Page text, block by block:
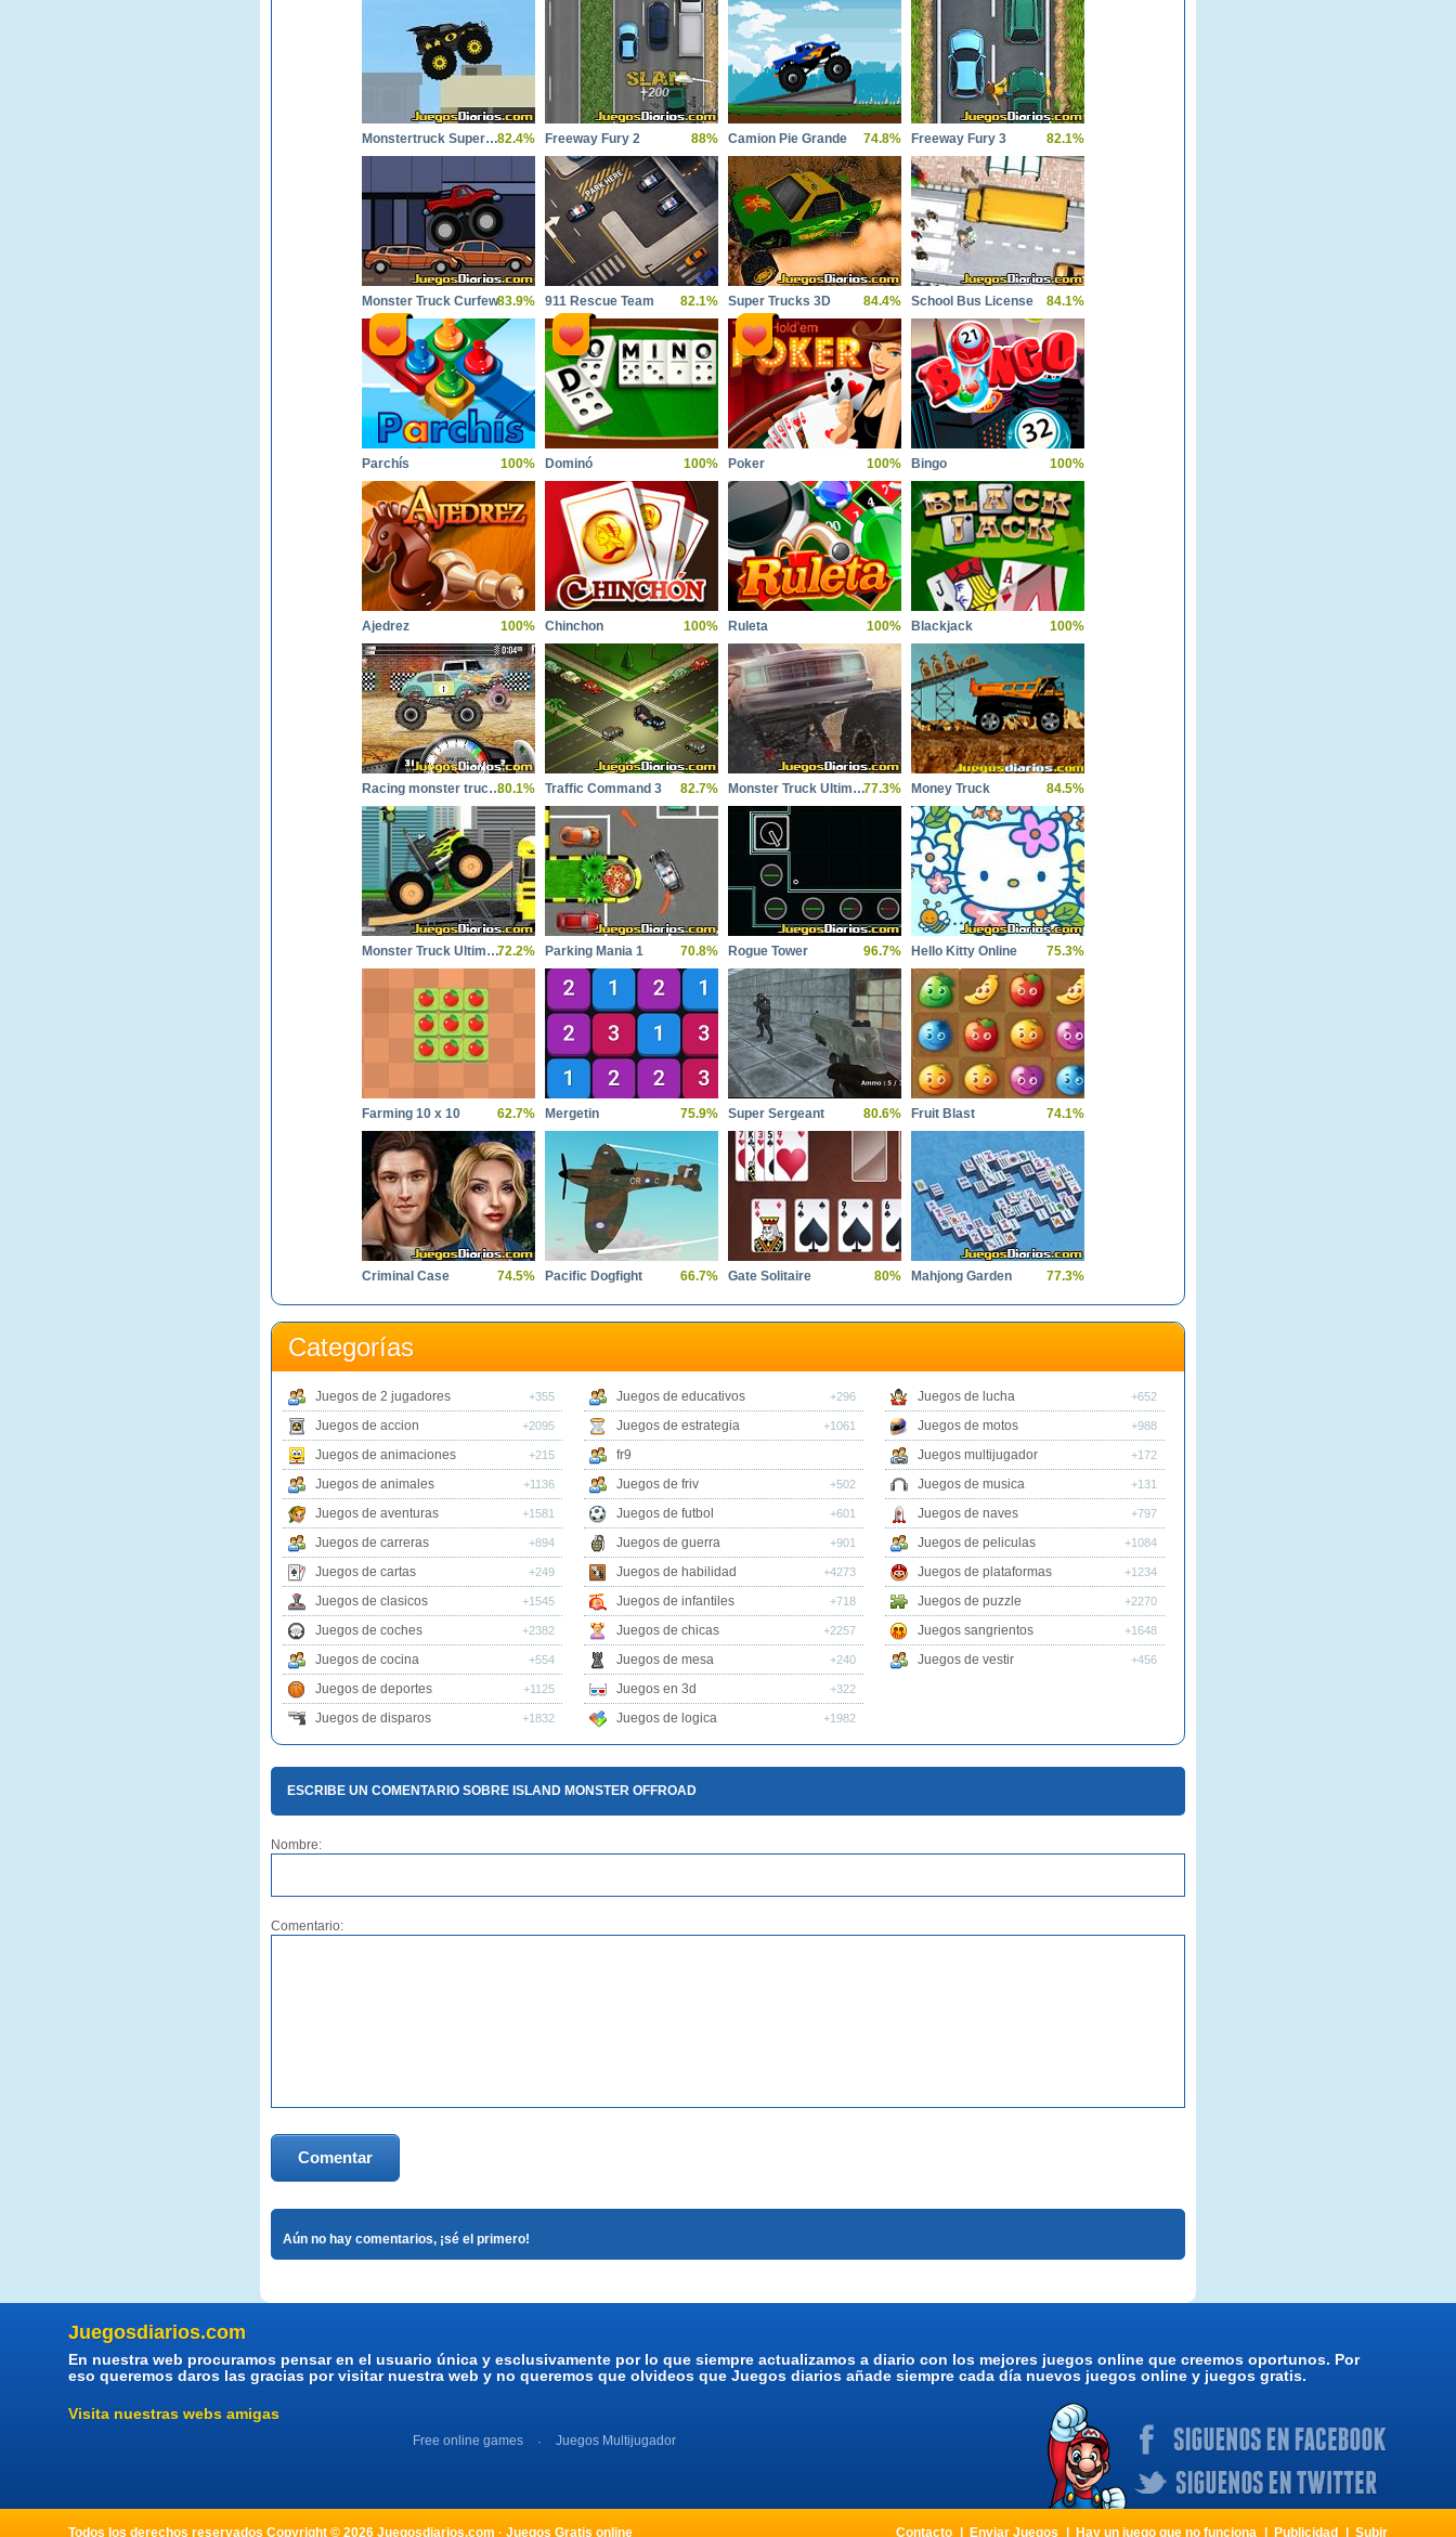
Monstertruck Superhero82.4% Freeway Fury 2 88% Camion Pie Grande 74.8% Freeway Fury 3 82.1%
Monster Truck Curfew83.9% 911 Rescue Team 82.1% Super Trucks 3D 84.4% School Bus License 84.1%
Parchís 100% Dominó 100% Poker 100% Bingo 100%
Ajedrez 100% Chinchon 100% Ruleta 100% Blackjack 100%
Racing monster trucks80.1% Traffic Command 3 82.7% Monster Truck Ultimate Ground 277.3% Money Truck 84.5%
Monster Truck Ultimate Playground72.2% Parking Mania 1 70.8% Rogue Tower 96.7% Hello Kitty Online 75.3%
Farming 10 x 10 62.7% Mergetin 75.9% Super Sergeant 80.6% Fruit Blast 74.1%
Criminal Case 74.5% Pacific Dogfight 66.7% Gate Solitaire 80% Mahjong Garden 77.3%
Categorías
Juegos de 2 jugadores +355
Juegos de accion +2095
Juegos de animaciones +215
Juegos de animales +1136
Juegos de aventuras +1581
Juegos de carreras +894
Juegos de cartas +249
Juegos de clasicos +1545
Juegos de coches +2382
Juegos de cocina +554
Juegos de deportes +1125
Juegos de disparos +1832
Juegos de educativos +296
Juegos de estrategia +1061
fr9
Juegos de friv
+502
Juegos de futbol +601
Juegos de guerra +901
Juegos de habilidad +4273
Juegos de infantiles +718
Juegos de chicas +2257
Juegos de mesa +240
Juegos en 3d +322
Juegos de logica +1982
Juegos de lucha +652
Juegos de motos +988
Juegos multijugador +172
Juegos de musica +131
Juegos de naves +797
Juegos de peliculas +1084
Juegos de plataformas +1234
Juegos de puzzle +2270
Juegos sangrientos +1648
Juegos de vestir +456
ESCRIBE UN COMENTARIO SOBRE ISLAND MONSTER OFFROAD
Nombre:
Comentario:
Comentar
Aún no hay comentarios, ¡sé el primero!
Juegosdiarios.com
En nuestra web procuramos pensar en el usuario única y esclusivamente por lo que siempre actualizamos a diario con los mejores juegos online que creemos oportunos. Por
eso queremos daros las gracias por visitar nuestra web y no queremos que olvideos que Juegos diarios añade siempre cada día nuevos juegos online y juegos gratis.
Visita nuestras webs amigas
Free online games Juegos Multijugador
Todos los derechos reservados Copyright © 2026 Juegosdiarios.com · Juegos Gratis online Contacto Enviar Juegos Hay un juego que no funciona Publicidad Subir